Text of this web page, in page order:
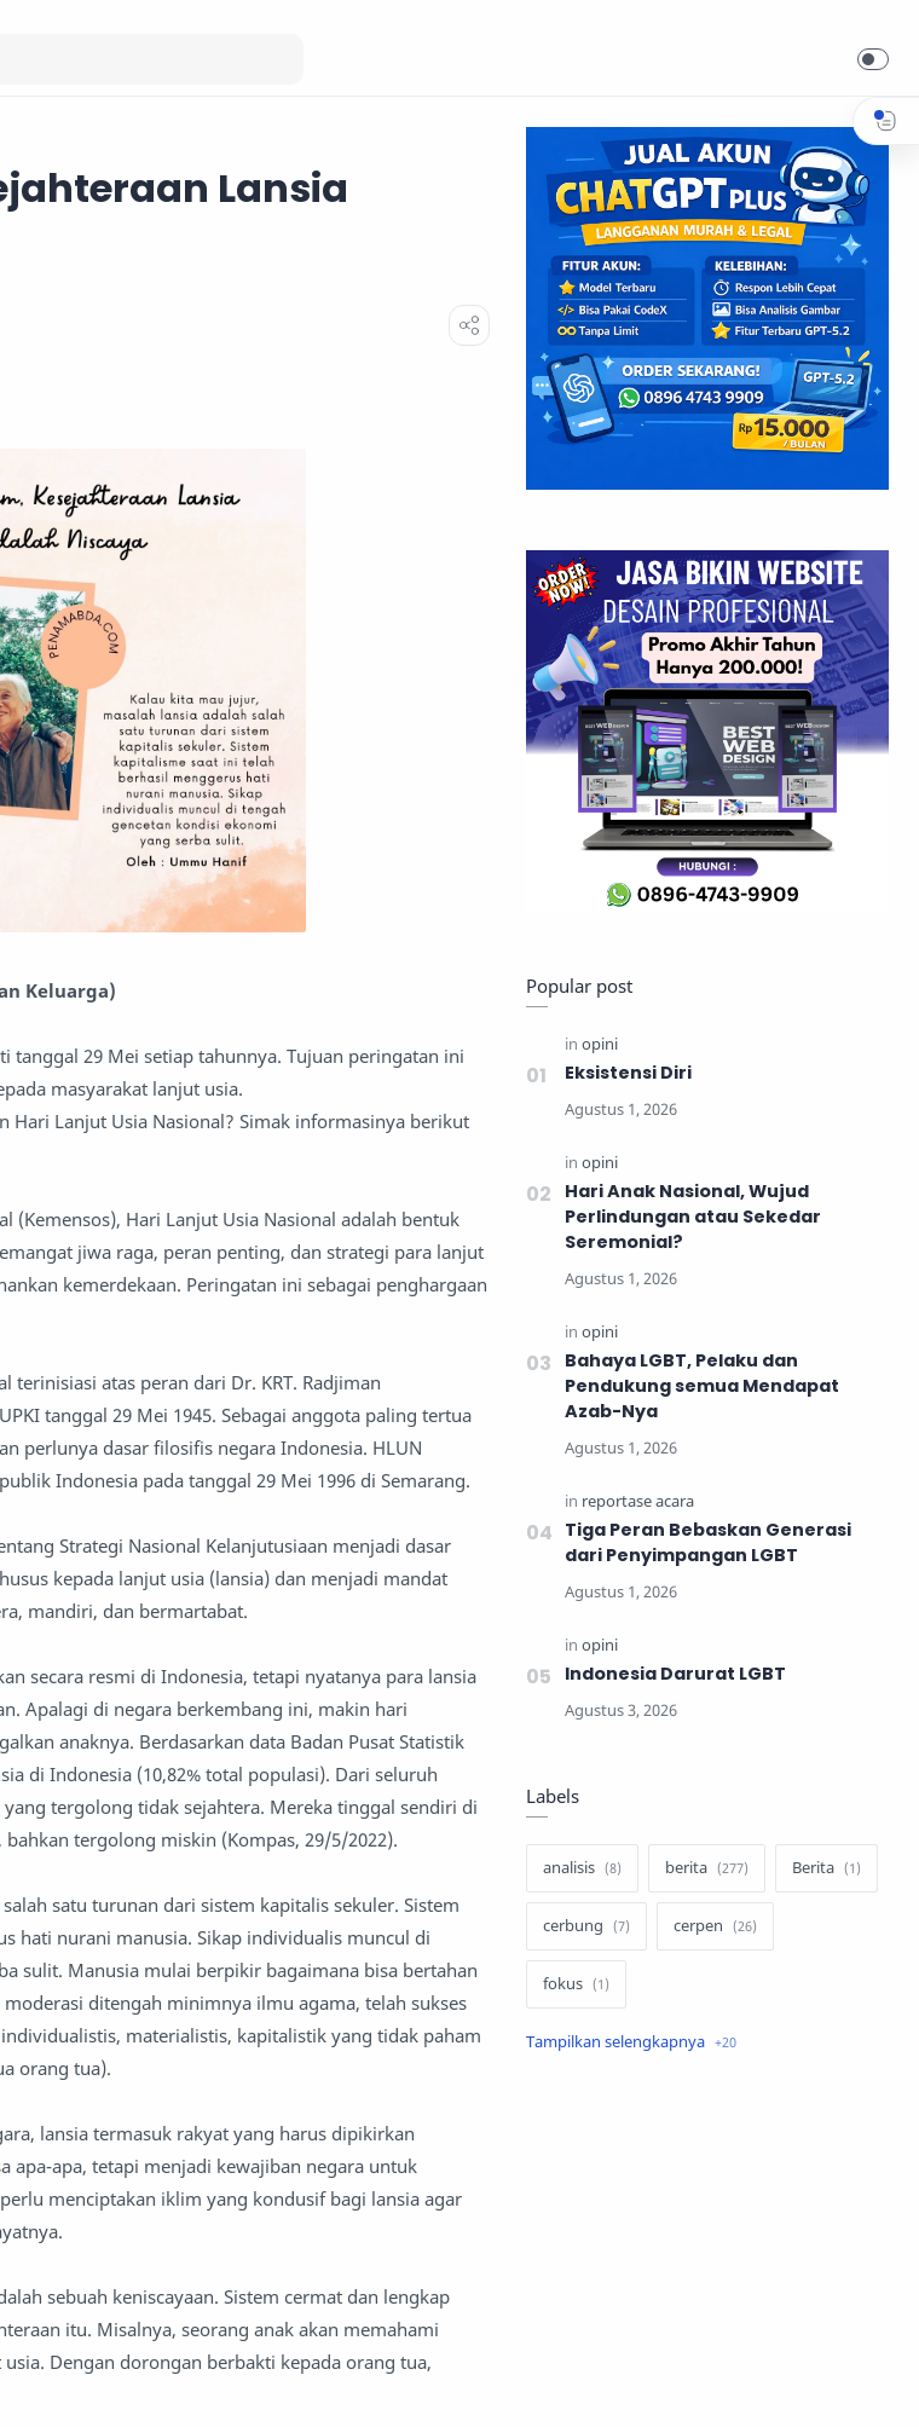
Lansia
Keluarga)
tanggal 29 Mei setiap tahunnya. Tujuan peringatan ini
masyarakat lanjut usia.
Hari Lanjut Usia Nasional? Simak informasinya berikut
(Kemensos), Hari Lanjut Usia Nasional adalah bentuk
jiwa raga, peran penting, dan strategi para lanjut
kemerdekaan. Peringatan ini sebagai penghargaan
terinisiasi atas peran dari Dr. KRT. Radjiman
tanggal 29 Mei 1945. Sebagai anggota paling tertua
perlunya dasar filosifis negara Indonesia. HLUN
Indonesia pada tanggal 29 Mei 1996 di Semarang.
Strategi Nasional Kelanjutusiaan menjadi dasar
kepada lanjut usia (lansia) dan menjadi mandat
mandiri, dan bermartabat.
secara resmi di Indonesia, tetapi nyatanya para lansia
Apalagi di negara berkembang ini, makin hari
anaknya. Berdasarkan data Badan Pusat Statistik
di Indonesia (10,82% total populasi). Dari seluruh
tergolong tidak sejahtera. Mereka tinggal sendiri di
tergolong miskin (Kompas, 29/5/2022).
satu turunan dari sistem kapitalis sekuler. Sistem
hati nurani manusia. Sikap individualis muncul di
sulit. Manusia mulai berpikir bagaimana bisa bertahan
ditengah minimnya ilmu agama, telah sukses
materialistis, kapitalistik yang tidak paham
orang tua).
lansia termasuk rakyat yang harus dipikirkan
apa-apa, tetapi menjadi kewajiban negara untuk
menciptakan iklim yang kondusif bagi lansia agar
sebuah keniscayaan. Sistem cermat dan lengkap
itu. Misalnya, seorang anak akan memahami
Dengan dorongan berbakti kepada orang tua,
Popular post
Eksistensi Diri
Hari Anak Nasional, Wujud
Perlindungan atau Sekedar
Seremonial?
Bahaya LGBT, Pelaku dan
Pendukung semua Mendapat
Azab-Nya
Tiga Peran Bebaskan Generasi
dari Penyimpangan LGBT
Indonesia Darurat LGBT
Labels
analisis berita Berita
cerbung cerpen
fokus
hukum internasional